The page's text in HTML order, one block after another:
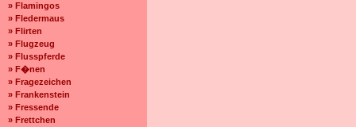
» Flamingos
» Fledermaus
» Flirten
» Flugzeug
» Flusspferde
» F�nen
» Fragezeichen
» Frankenstein
» Fressende
» Frettchen